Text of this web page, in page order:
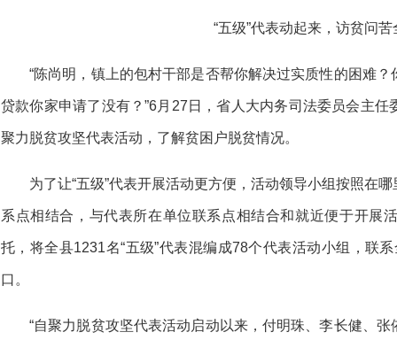
“五级”代表动起来，访贫问
“陈尚明，镇上的包村干部是否帮你解决过实质性的困难
贷款你家申请了没有？”6月27日，省人大内务司法委员会主
聚力脱贫攻坚代表活动，了解贫困户脱贫情况。
为了让“五级”代表开展活动更方便，活动领导小组按照在
系点相结合，与代表所在单位联系点相结合和就近便于开展
托，将全县1231名“五级”代表混编成78个代表活动小组，联
口。
“自聚力脱贫攻坚代表活动启动以来，付明珠、李长健、